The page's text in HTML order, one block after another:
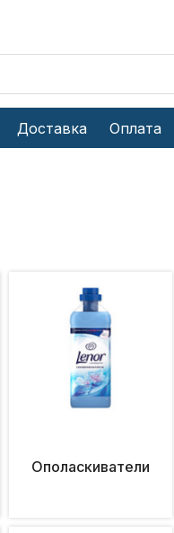
Доставка Оплата
Ополаскиватели